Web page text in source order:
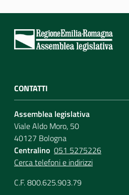
CONTATTI
Assemblea legislativa
Viale Aldo Moro, 50
40127 Bologna
Centralino 051 5275226
Cerca telefoni e indirizzi
C.F. 800.625.903.79